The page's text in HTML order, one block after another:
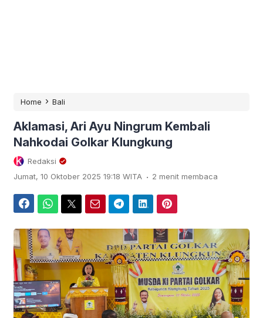
Home › Bali
Aklamasi, Ari Ayu Ningrum Kembali
Nahkodai Golkar Klungkung
Redaksi
Jumat, 10 Oktober 2025 19:18 WITA . 2 menit membaca